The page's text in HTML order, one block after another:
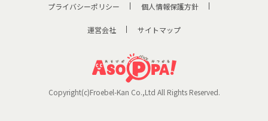
プライバシーポリシー 個人情報保護方針
運営会社 サイトマップ
Copyright(c)Froebel-Kan Co.,Ltd All Rights Reserved.